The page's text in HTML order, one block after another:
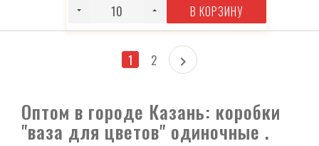
В КОРЗИНУ
1 2
Оптом в городе Казань: коробки
"ваза для цветов" одиночные .